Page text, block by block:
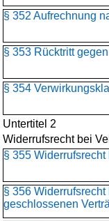
§ 352 Aufrechnung
§ 353 Rücktritt
§ 354
Untertitel 2
Widerrufsrecht bei
§ 355
§ 356
geschlossenen